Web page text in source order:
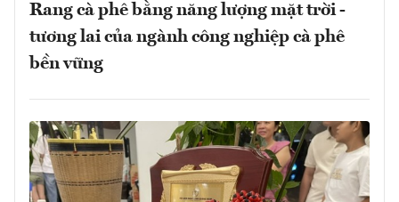
Rang cà phê bằng năng lượng mặt trời -
tương lai của ngành công nghiệp cà phê
bền vững